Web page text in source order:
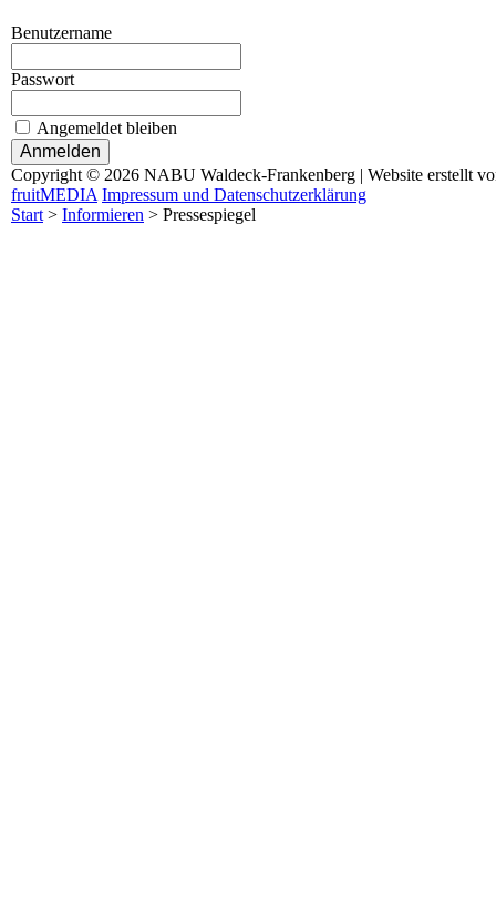
Benutzername
Passwort
Angemeldet bleiben
Copyright © 2026 NABU Waldeck-Frankenberg | Website erstellt
fruitMEDIA Impressum und Datenschutzerklärung
Start > Informieren > Pressespiegel